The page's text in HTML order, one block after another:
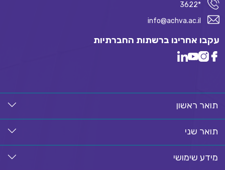
*3622
info@achva.ac.il
עקבו אחרינו ברשתות החברתיות
תואר ראשון
תואר שני
מידע שימושי